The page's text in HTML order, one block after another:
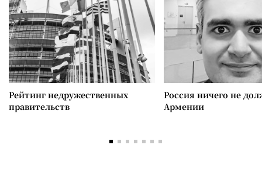
Рейтинг недружественных
правительств
Россия ничего не
Армении